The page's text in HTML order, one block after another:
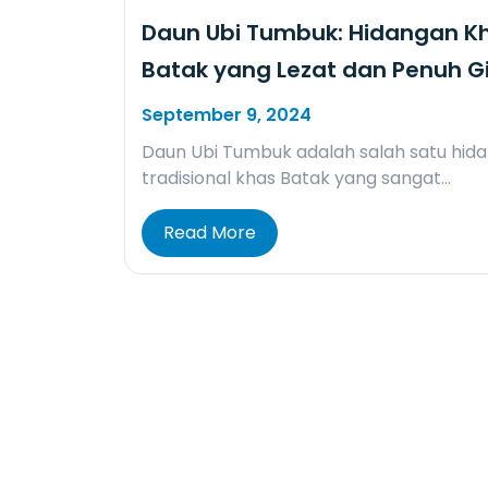
Daun Ubi Tumbuk: Hidangan
Batak yang Lezat dan Penuh
September 9, 2024
Daun Ubi Tumbuk adalah salah satu
tradisional khas Batak yang sangat…
Read More